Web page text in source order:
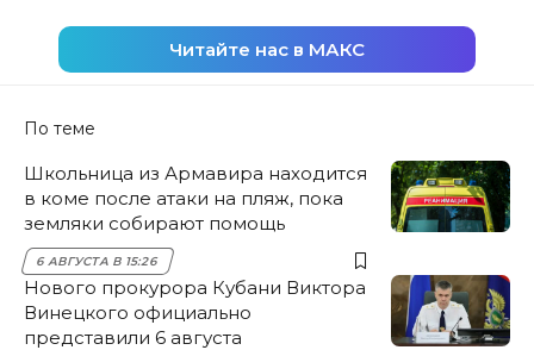
Читайте нас в МАКС
По теме
Школьница из Армавира находится
в коме после атаки на пляж, пока
земляки собирают помощь
6 АВГУСТА В 15:26
Нового прокурора Кубани Виктора
Винецкого официально
представили 6 августа